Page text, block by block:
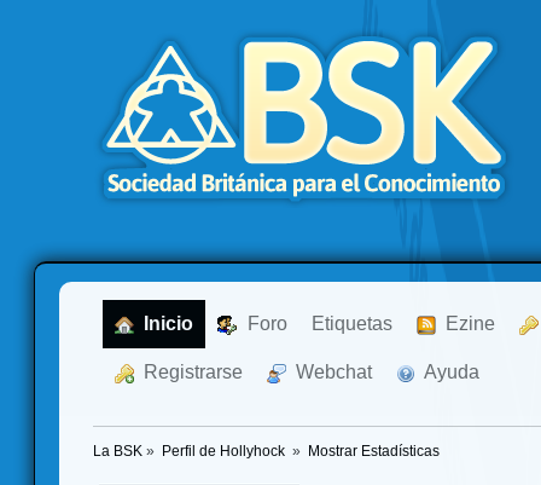
Inicio Foro Etiquetas Ezine
Registrarse Webchat Ayuda
La BSK » Perfil de Hollyhock » Mostrar Estadísticas